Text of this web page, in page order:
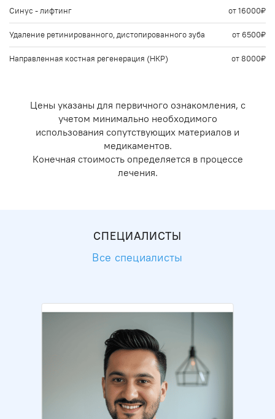
Синус - лифтинг от 16000₽
Удаление ретинированного, дистопированного зуба от 6500₽
Направленная костная регенерация (НКР) от 8000₽
Цены указаны для первичного ознакомления, с
учетом минимально необходимого
использования сопутствующих материалов и
медикаментов.
Конечная стоимость определяется в процессе
лечения.
СПЕЦИАЛИСТЫ
Все специалисты